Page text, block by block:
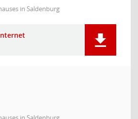
in Saldenburg